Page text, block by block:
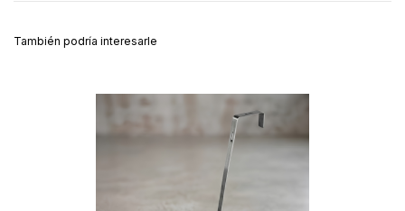
También podría interesarle